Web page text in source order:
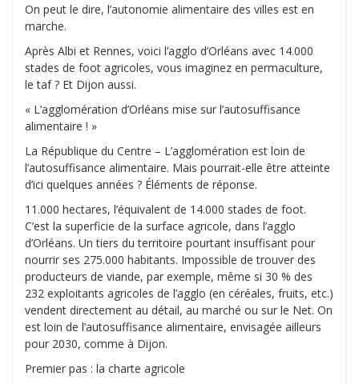
On peut le dire, l’autonomie alimentaire des villes est en
marche.
Après Albi et Rennes, voici l’agglo d’Orléans avec 14.000
stades de foot agricoles, vous imaginez en permaculture,
le taf ? Et Dijon aussi.
« L’agglomération d’Orléans mise sur l’autosuffisance
alimentaire ! »
La République du Centre – L’agglomération est loin de
l’autosuffisance alimentaire. Mais pourrait-elle être atteinte
d’ici quelques années ? Éléments de réponse.
11.000 hectares, l’équivalent de 14.000 stades de foot.
C’est la superficie de la surface agricole, dans l’agglo
d’Orléans. Un tiers du territoire pourtant insuffisant pour
nourrir ses 275.000 habitants. Impossible de trouver des
producteurs de viande, par exemple, même si 30 % des
232 exploitants agricoles de l’agglo (en céréales, fruits, etc.)
vendent directement au détail, au marché ou sur le Net. On
est loin de l’autosuffisance alimentaire, envisagée ailleurs
pour 2030, comme à Dijon.
Premier pas : la charte agricole